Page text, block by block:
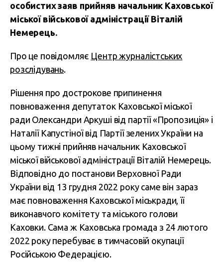
особистих заяв прийняв начальник Каховської
міської військової адміністрації Віталій
Немерець.
Про це повідомляє Центр журналістських
розслідувань.
Рішення про дострокове припинення
повноваження депутаток Каховської міської
ради Олександри Аркуші від партії «Пропозиція» і
Наталії Капустіної від Партії зелених України на
цьому тижні прийняв начальник Каховської
міської військової адміністрації Віталій Немерець.
Відповідно до постанови Верховної Ради
України від 13 грудня 2022 року саме він зараз
має повноваження Каховської міськради, її
виконавчого комітету та міського голови
Каховки. Сама ж Каховська громада з 24 лютого
2022 року перебуває в тимчасовій окупації
Російською Федерацією.